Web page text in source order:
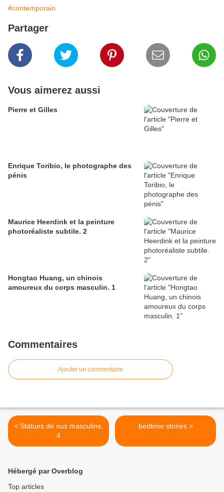
#contemporain
Partager
Vous aimerez aussi
Pierre et Gilles
Enrique Toribio, le photographe des
pénis
Maurice Heerdink et la peinture
photoréaliste subtile. 2
Hongtao Huang, un chinois
amoureux du corps masculin. 1
Commentaires
Ajouter un commentaire
< Statues de nus masculins.
4
bedtime stories >
Hébergé par Overblog
Top articles